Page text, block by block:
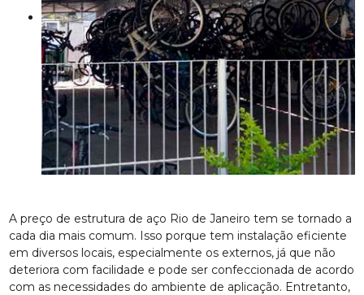
A preço de estrutura de aço Rio de Janeiro tem se tornado a
cada dia mais comum. Isso porque tem instalação eficiente
em diversos locais, especialmente os externos, já que não
deteriora com facilidade e pode ser confeccionada de acordo
com as necessidades do ambiente de aplicação. Entretanto,